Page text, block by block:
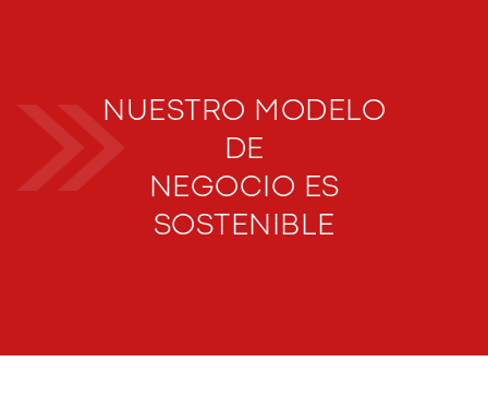
NUESTRO MODELO
DE
NEGOCIO ES
SOSTENIBLE